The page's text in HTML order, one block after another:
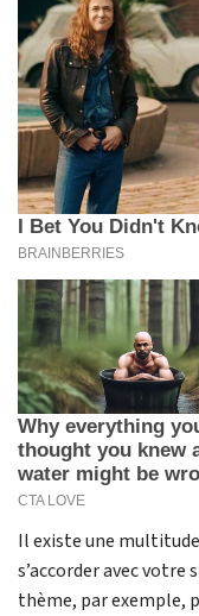
Il existe une
s’accorder avec votre
thème, par exemple,